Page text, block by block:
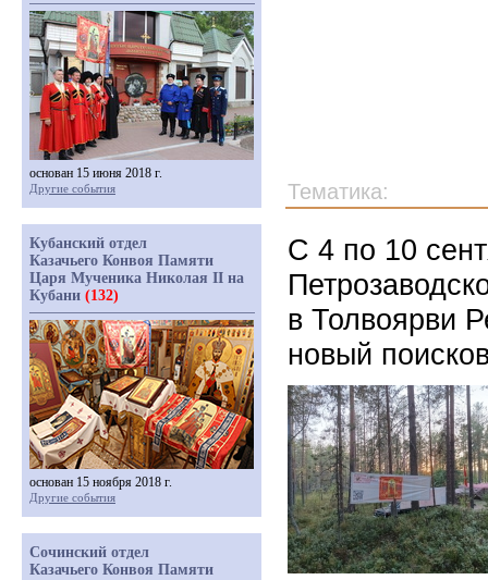
Тематика:
С 4 по 10
в Толвоярви
новый
основан 15 июня 2018 г.
Другие события
Кубанский отдел
Казачьего Конвоя Памяти
Царя Мученика Николая II на
Кубани (132)
основан 15 ноября 2018 г.
Другие события
Сочинский отдел
Казачьего Конвоя Памяти